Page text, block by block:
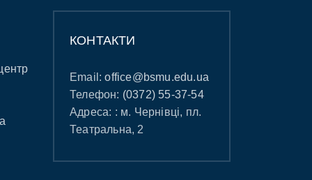
КОНТАКТИ
Email:office@bsmu.edu.ua
Телефон: (0372) 55-37-54
Адреса: : м. Чернівці, пл.
Театральна, 2